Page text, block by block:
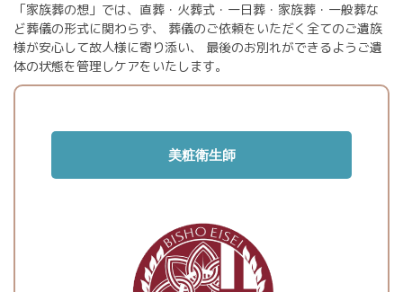
「家族葬の想」では、直葬・火葬式・一日葬・家族葬・一般葬な
ど葬儀の形式に関わらず、
葬儀のご依頼をいただく全てのご遺族
様が安心して故人様に寄り添い、
最後のお別れができるようご遺
体の状態を管理しケアをいたします。
美粧衛生師